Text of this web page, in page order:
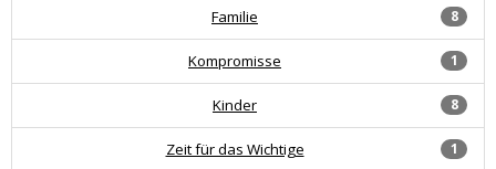
8
Familie
1
Kompromisse
8
Kinder
1
Zeit für das Wichtige